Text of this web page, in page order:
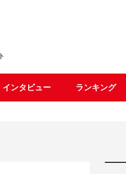
インタビュー ランキング